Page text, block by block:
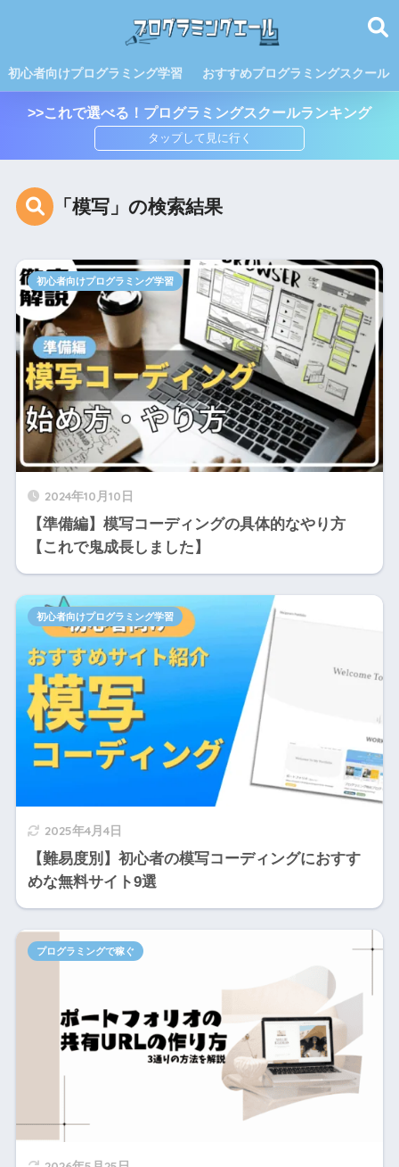
初心者向けプログラミング学習 おすすめプログラミングスクール
>>これで選べる！プログラミングスクールランキング
「模写」の検索結果
2024年10月10日
【準備編】模写コーディングの具体的なやり方
【これで鬼成長しました】
初心者向けプログラミング学習
2025年4月4日
【難易度別】初心者の模写コーディングにおすす
めな無料サイト9選
初心者向けプログラミング学習
プログラミングで稼ぐ